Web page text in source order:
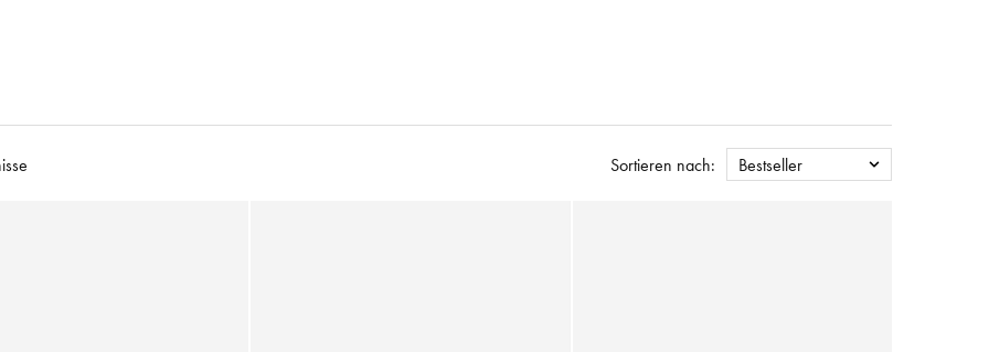
Sortieren nach: Bestseller